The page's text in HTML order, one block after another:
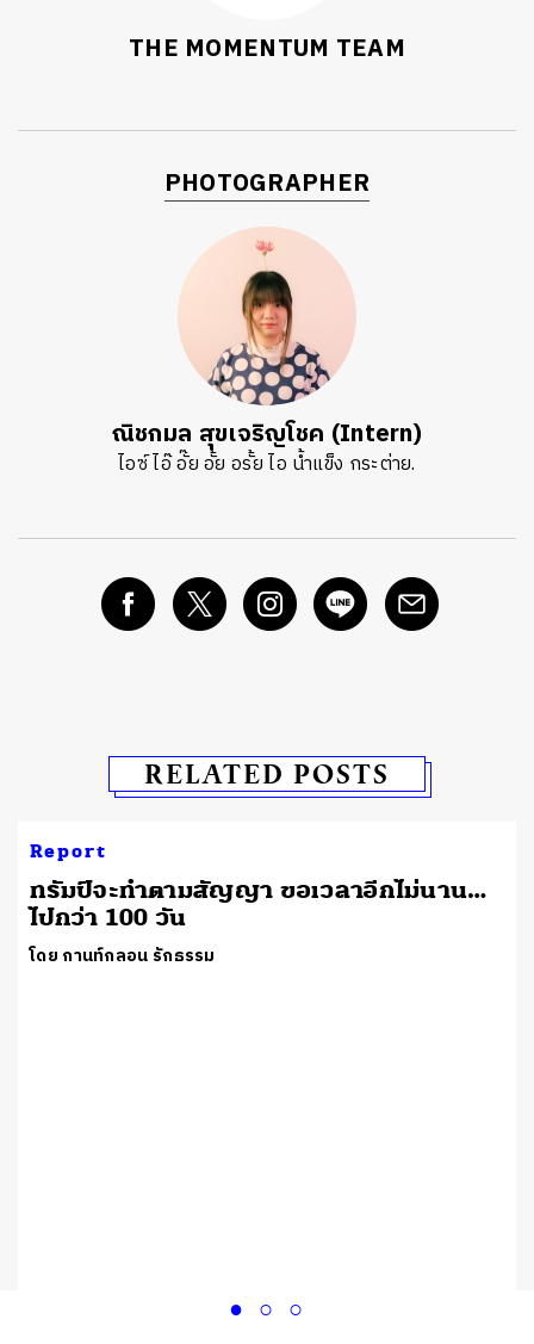
THE MOMENTUM TEAM
PHOTOGRAPHER
ณิชกมล สุขเจริญโชค (Intern)
ไอซ์ ไอ๊ อั๊ย อั้ย อรั้ย ไอ น้ำแข็ง กระต่าย.
RELATED POSTS
Report
ทรัมป์จะทำตามสัญญา ขอเวลาอีกไม่นาน…
ไปกว่า 100 วัน
โดย กานท์กลอน รักธรรม